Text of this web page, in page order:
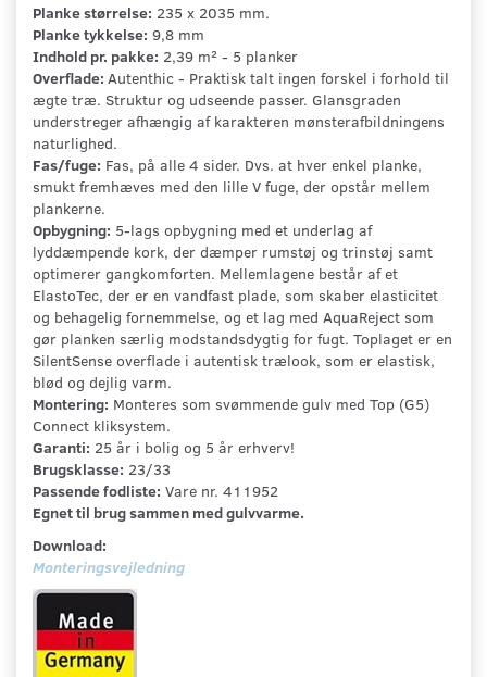
Planke størrelse: 235 x 2035 mm.
Planke tykkelse: 9,8 mm
Indhold pr. pakke: 2,39 m² - 5 planker
Overflade: Autenthic - Praktisk talt ingen forskel i forhold til
ægte træ. Struktur og udseende passer. Glansgraden
understreger afhængig af karakteren mønsterafbildningens
naturlighed.
Fas/fuge: Fas, på alle 4 sider. Dvs. at hver enkel planke,
smukt fremhæves med den lille V fuge, der opstår mellem
plankerne.
Opbygning: 5-lags opbygning med et underlag af
lyddæmpende kork, der dæmper rumstøj og trinstøj samt
optimerer gangkomforten. Mellemlagene består af et
ElastoTec, der er en vandfast plade, som skaber elasticitet
og behagelig fornemmelse, og et lag med AquaReject som
gør planken særlig modstandsdygtig for fugt. Toplaget er en
SilentSense overflade i autentisk trælook, som er elastisk,
blød og dejlig varm.
Montering: Monteres som svømmende gulv med Top (G5)
Connect kliksystem.
Garanti: 25 år i bolig og 5 år erhverv!
Brugsklasse: 23/33
Passende fodliste: Vare nr. 411952
Egnet til brug sammen med gulvvarme.
Download:
Monteringsvejledning